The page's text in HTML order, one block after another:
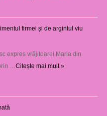
firmei și de argintul viu
expres vrăjitoarei Maria din
… Citește mai mult »